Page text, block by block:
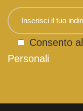
Consento al
Personali